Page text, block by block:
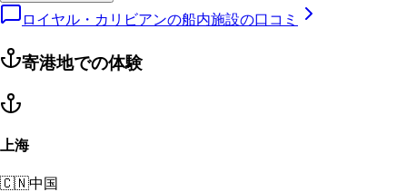
ロイヤル・カリビアンの船内施設の口コミ
寄港地での体験
上海
🇨🇳中国